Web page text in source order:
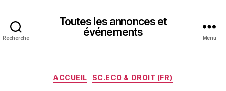
Recherche
Toutes les annonces et
événements
Menu
Catégories
ACCUEIL SC.ECO & DROIT (FR)